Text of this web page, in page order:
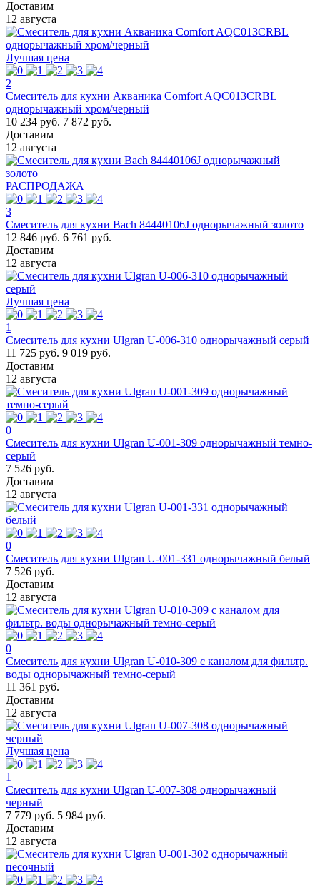
Доставим
12 августа
Лучшая цена
2
Смеситель для кухни Акваника Comfort AQC013CRBL
однорычажный хром/черный
10 234 руб. 7 872 руб.
Доставим
12 августа
РАСПРОДАЖА
3
Смеситель для кухни Bach 84440106J однорычажный золото
12 846 руб. 6 761 руб.
Доставим
12 августа
Лучшая цена
1
Смеситель для кухни Ulgran U-006-310 однорычажный серый
11 725 руб. 9 019 руб.
Доставим
12 августа
0
Смеситель для кухни Ulgran U-001-309 однорычажный темно-
серый
7 526 руб.
Доставим
12 августа
0
Смеситель для кухни Ulgran U-001-331 однорычажный белый
7 526 руб.
Доставим
12 августа
0
Смеситель для кухни Ulgran U-010-309 с каналом для фильтр.
воды однорычажный темно-серый
11 361 руб.
Доставим
12 августа
Лучшая цена
1
Смеситель для кухни Ulgran U-007-308 однорычажный
черный
7 779 руб. 5 984 руб.
Доставим
12 августа